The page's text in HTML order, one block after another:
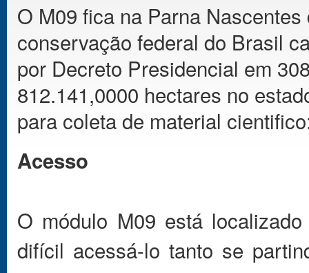
O M09 fica na Parna
conservação federal do Brasil
por Decreto Presidencial em
812.141,0000 hectares no
para coleta de material
Acesso
O módulo M09 está
difícil acessá-lo tanto se